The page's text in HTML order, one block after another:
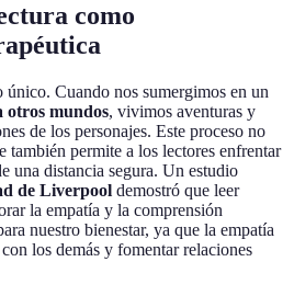
como
Cuando nos sumergimos en un
otros mundos, vivimos aventuras y
de los personajes. Este proceso no
también permite a los lectores enfrentar
una distancia segura. Un estudio
de Liverpool demostró que leer
la empatía y la comprensión
nuestro bienestar, ya que la empatía
los demás y fomentar relaciones